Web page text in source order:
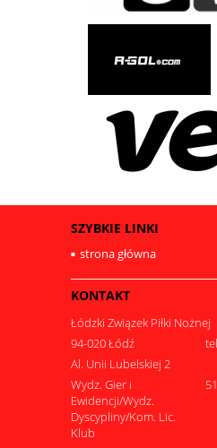
SZYBKIE LINKI
strona główna
KONTAKT
Łódzki Związek Piłki Nożnej
94-020 Łódź
Al. Unii Lubelskiej 2
Wydz. Gier i
Ewidencji/Wydz.
Dyscypliny/Kom. Lic.
Klub